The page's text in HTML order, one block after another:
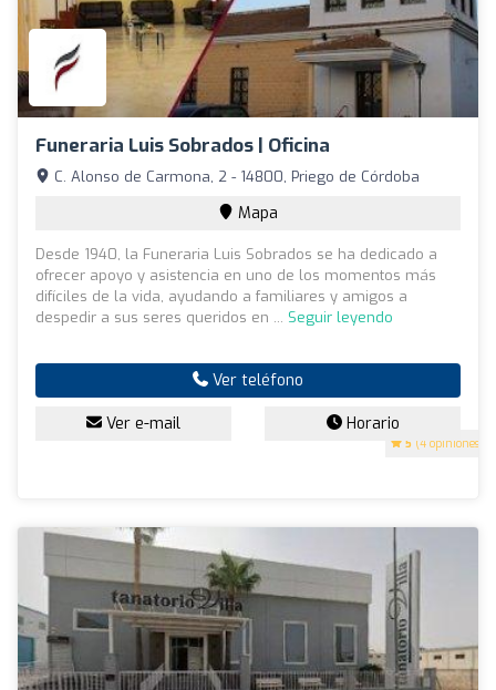
Funeraria Luis Sobrados | Oficina
5 (4 opiniones)
C. Alonso de Carmona, 2 - 14800, Priego de Córdoba
Mapa
Desde 1940, la Funeraria Luis Sobrados se ha dedicado a
ofrecer apoyo y asistencia en uno de los momentos más
difíciles de la vida, ayudando a familiares y amigos a
despedir a sus seres queridos en ... Seguir leyendo
Ver teléfono
Ver e-mail Horario